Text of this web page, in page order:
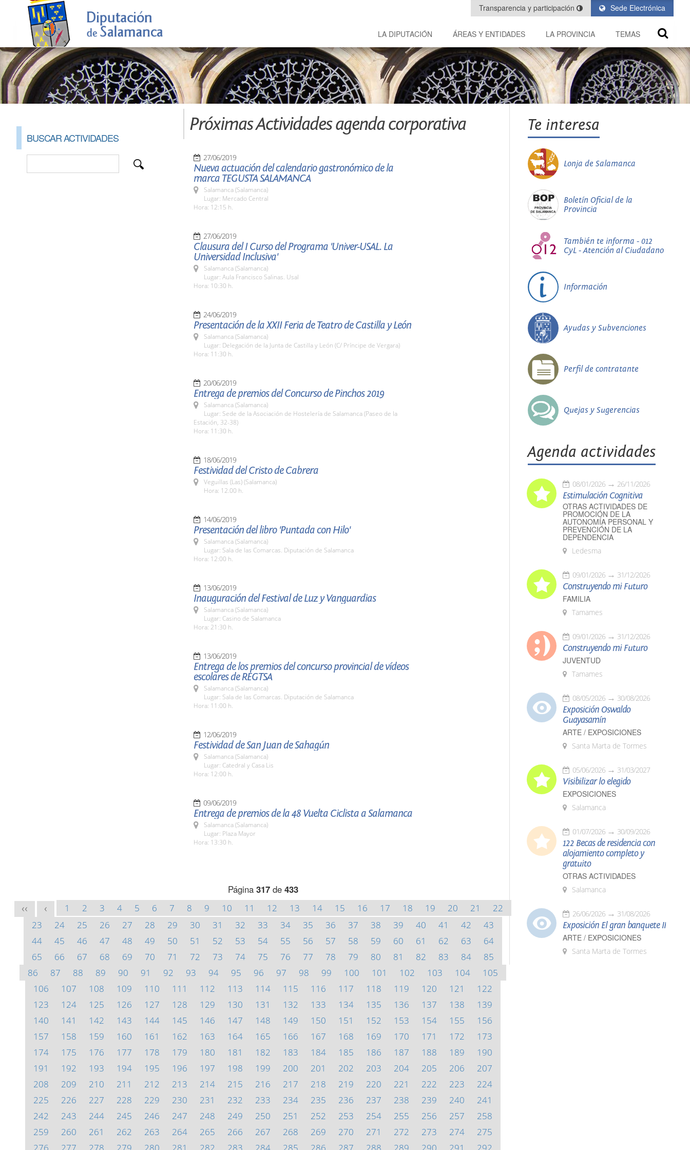
Sede Electrónica
Transparencia y participación
LA DIPUTACIÓN ÁREAS Y ENTIDADES LA PROVINCIA TEMAS
BUSCAR ACTIVIDADES
Próximas Actividades agenda corporativa
27/06/2019
Nueva actuación del calendario gastronómico de la
marca TEGUSTA SALAMANCA
Salamanca (Salamanca)
Lugar: Mercado Central
Hora: 12:15 h.
27/06/2019
Clausura del I Curso del Programa 'Univer-USAL. La
Universidad Inclusiva'
Salamanca (Salamanca)
Lugar: Aula Francisco Salinas. Usal
Hora: 10:30 h.
24/06/2019
Presentación de la XXII Feria de Teatro de Castilla y León
Salamanca (Salamanca)
Lugar: Delegación de la Junta de Castilla y León (C/ Príncipe de Vergara)
Hora: 11:30 h.
20/06/2019
Entrega de premios del Concurso de Pinchos 2019
Salamanca (Salamanca)
Lugar: Sede de la Asociación de Hostelería de Salamanca (Paseo de la
Estación, 32-38)
Hora: 11:30 h.
18/06/2019
Festividad del Cristo de Cabrera
Veguillas (Las) (Salamanca)
Hora: 12.00 h.
14/06/2019
Presentación del libro 'Puntada con Hilo'
Salamanca (Salamanca)
Lugar: Sala de las Comarcas. Diputación de Salamanca
Hora: 12:00 h.
13/06/2019
Inauguración del Festival de Luz y Vanguardias
Salamanca (Salamanca)
Lugar: Casino de Salamanca
Hora: 21:30 h.
13/06/2019
Entrega de los premios del concurso provincial de vídeos
escolares de REGTSA
Salamanca (Salamanca)
Lugar: Sala de las Comarcas. Diputación de Salamanca
Hora: 11:00 h.
12/06/2019
Festividad de San Juan de Sahagún
Salamanca (Salamanca)
Lugar: Catedral y Casa Lis
Hora: 12:00 h.
09/06/2019
Entrega de premios de la 48 Vuelta Ciclista a Salamanca
Salamanca (Salamanca)
Lugar: Plaza Mayor
Hora: 13:30 h.
Página 317de 433
<< < 1 2 3 4 5 6 7 8 9 10 11 12 13 14 15 16 17 18 19 20 21
22
23
24 25 26 27 28 29 30 31 32 33 34 35 36 37 38 39 40 41 42
43
44
45 46 47 48 49 50 51 52 53 54 55 56 57 58 59 60 61 62 63
64
65
66 67 68 69 70 71 72 73 74 75 76 77 78 79 80 81 82 83 84
85
86
87 88 89 90 91 92 93 94 95 96 97 98 99 100 101 102 103 104
105
106
107 108 109 110 111 112 113 114 115 116 117 118 119 120 121
122
123
124 125 126 127 128 129 130 131 132 133 134 135 136 137 138
139
140
141 142 143 144 145 146 147 148 149 150 151 152 153 154 155
156
157
158 159 160 161 162 163 164 165 166 167 168 169 170 171 172
173
174
175 176 177 178 179 180 181 182 183 184 185 186 187 188 189
190
191
192 193 194 195 196 197 198 199 200 201 202 203 204 205 206
207
208
209 210 211 212 213 214 215 216 217 218 219 220 221 222 223
224
225
226 227 228 229 230 231 232 233 234 235 236 237 238 239 240
241
242
243 244 245 246 247 248 249 250 251 252 253 254 255 256 257
258
259
260 261 262 263 264 265 266 267 268 269 270 271 272 273 274
275
Te interesa
Lonja de Salamanca
Boletín Oficial de la
Provincia
También te informa - 012
CyL - Atención al Ciudadano
Información
Ayudas y Subvenciones
Perfil de contratante
Quejas y Sugerencias
Agenda actividades
08/01/2026 26/11/2026
Estimulación Cognitiva
OTRAS ACTIVIDADES DE
PROMOCIÓN DE LA
AUTONOMÍA PERSONAL Y
PREVENCIÓN DE LA
DEPENDENCIA
Ledesma
09/01/2026 31/12/2026
Construyendo mi Futuro
FAMILIA
Tamames
09/01/2026 31/12/2026
Construyendo mi Futuro
JUVENTUD
Tamames
08/05/2026 30/08/2026
Exposición Oswaldo
Guayasamín
ARTE / EXPOSICIONES
Santa Marta de Tormes
05/06/2026 31/03/2027
Visibilizar lo elegido
EXPOSICIONES
Salamanca
01/07/2026 30/09/2026
122 Becas de residencia con
alojamiento completo y
gratuito
OTRAS ACTIVIDADES
Salamanca
26/06/2026 31/08/2026
Exposición El gran banquete II
ARTE / EXPOSICIONES
Santa Marta de Tormes